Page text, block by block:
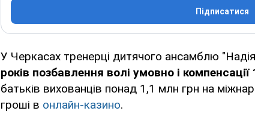
Підписатися
У Черкасах тренерці дитячого ансамблю
років позбавлення волі умовно і
батьків вихованців понад 1,1 млн грн на
гроші в онлайн-казино.